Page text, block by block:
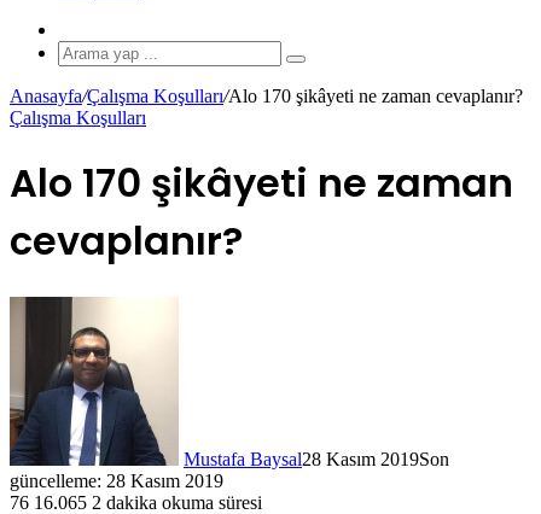
Makale
Arama
yap
...
Anasayfa/Çalışma Koşulları/Alo 170 şikâyeti ne zaman cevaplanır?
Çalışma Koşulları
Alo 170 şikâyeti ne zaman
cevaplanır?
Mustafa Baysal28 Kasım 2019Son
güncelleme: 28 Kasım 2019
76 16.065 2 dakika okuma süresi